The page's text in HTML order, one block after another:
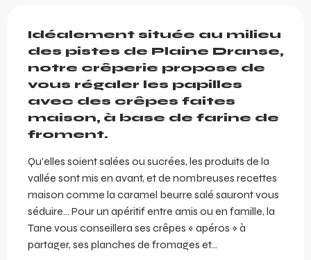
Idéalement située au milieu
des pistes de Plaine Dranse,
notre crêperie propose de
vous régaler les papilles
avec des crêpes faites
maison, à base de farine de
froment.
Qu'elles soient salées ou sucrées, les produits de la
vallée sont mis en avant, et de nombreuses recettes
maison comme la caramel beurre salé sauront vous
séduire… Pour un apéritif entre amis ou en famille, la
Tane vous conseillera ses crêpes « apéros » à
partager, ses planches de fromages et...